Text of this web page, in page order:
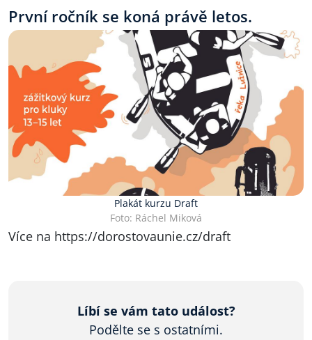
První ročník se koná právě letos.
Plakát kurzu Draft
Foto: Ráchel Miková
Více na https://dorostovaunie.cz/draft
Líbí se vám tato událost?
Podělte se s ostatními.